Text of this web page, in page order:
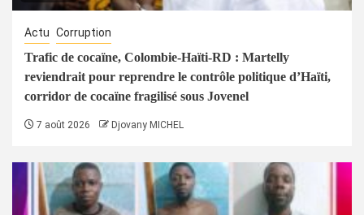
Actu Corruption
Trafic de cocaïne, Colombie-Haïti-RD : Martelly
reviendrait pour reprendre le contrôle politique d’Haïti,
corridor de cocaïne fragilisé sous Jovenel
7 août 2026 Djovany MICHEL